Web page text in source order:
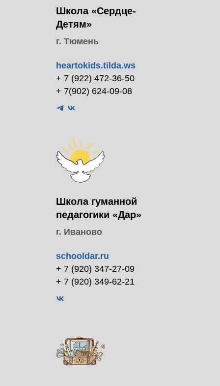
Школа «Сердце-
Детям»
г. Тюмень
heartokids.tilda.ws
+ 7 (922) 472-36-50
+ 7(902) 624-09-08
Школа гуманной
педагогики «Дар»
г. Иваново
schooldar.ru
+ 7 (920) 347‑27‑09
+ 7 (920) 349-62-21